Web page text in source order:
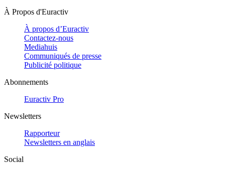
À Propos d'Euractiv
À propos d’Euractiv
Contactez-nous
Mediahuis
Communiqués de presse
Publicité politique
Abonnements
Euractiv Pro
Newsletters
Rapporteur
Newsletters en anglais
Social